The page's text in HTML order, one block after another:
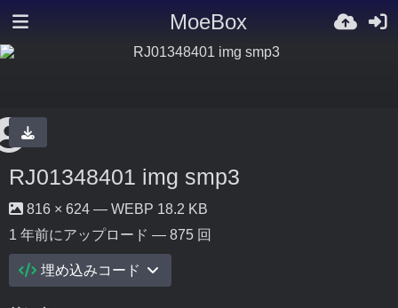
MoeBox
RJ01348401 img smp3
816 × 624 — WEBP 18.2 KB
1 年前にアップロード — 875 回
埋め込みコード